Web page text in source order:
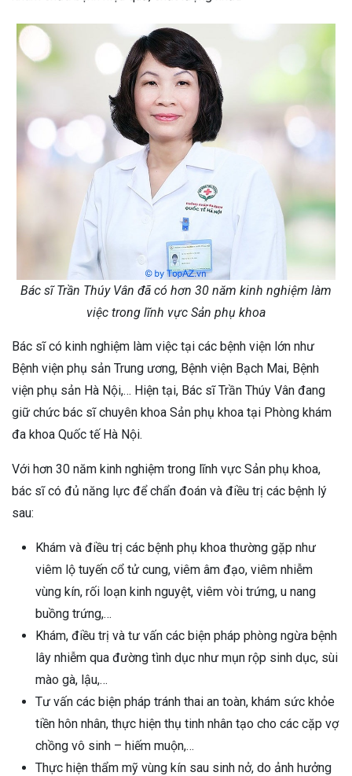
Bác sĩ Trần Thúy Vân đã có hơn 30 năm kinh nghiệm làm
việc trong lĩnh vực Sản phụ khoa
Bác sĩ có kinh nghiệm làm việc tại các bệnh viện lớn như
Bệnh viện phụ sản Trung ương, Bệnh viện Bạch Mai, Bệnh
viện phụ sản Hà Nội,… Hiện tại, Bác sĩ Trần Thúy Vân đang
giữ chức bác sĩ chuyên khoa Sản phụ khoa tại Phòng khám
đa khoa Quốc tế Hà Nội.
Với hơn 30 năm kinh nghiệm trong lĩnh vực Sản phụ khoa,
bác sĩ có đủ năng lực để chẩn đoán và điều trị các bệnh lý
sau:
Khám và điều trị các bệnh phụ khoa thường gặp như
viêm lộ tuyến cổ tử cung, viêm âm đạo, viêm nhiễm
vùng kín, rối loạn kinh nguyệt, viêm vòi trứng, u nang
buồng trứng,…
Khám, điều trị và tư vấn các biện pháp phòng ngừa bệnh
lây nhiễm qua đường tình dục như mụn rộp sinh dục, sùi
mào gà, lậu,…
Tư vấn các biện pháp tránh thai an toàn, khám sức khỏe
tiền hôn nhân, thực hiện thụ tinh nhân tạo cho các cặp vợ
chồng vô sinh – hiếm muộn,…
Thực hiện thẩm mỹ vùng kín sau sinh nở, do ảnh hưởng